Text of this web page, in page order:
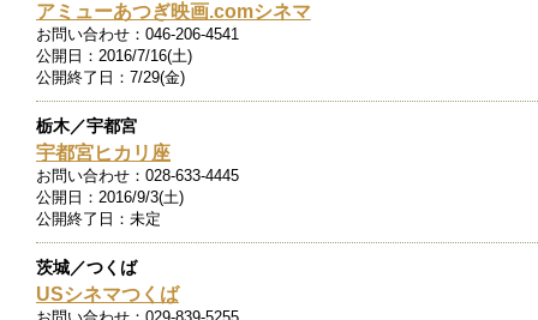
アミューあつぎ映画.comシネマ
お問い合わせ： 046-206-4541
公開日： 2016/7/16(土)
公開終了日： 7/29(金)
栃木／宇都宮
宇都宮ヒカリ座
お問い合わせ： 028-633-4445
公開日： 2016/9/3(土)
公開終了日： 未定
茨城／つくば
USシネマつくば